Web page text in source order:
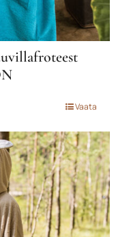
Vaata